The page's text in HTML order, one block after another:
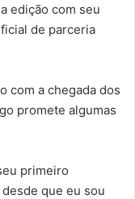
edição com seu
de parceria
com a chegada dos
promete algumas
primeiro
que eu sou